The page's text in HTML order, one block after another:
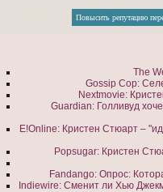
The
Gossip Cop:
Nextmovie:
Guardian: Голливуд
E!Online: Кристен Стюарт –
Рopsugar: Кристен
Fandango: Опрос:
Indiewire: Сменит ли Хью